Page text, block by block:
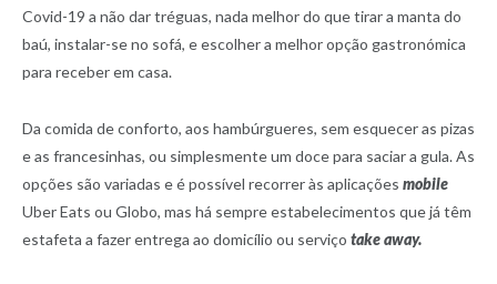
Covid-19 a não dar tréguas, nada melhor do que tirar a manta do
baú, instalar-se no sofá, e escolher a melhor opção gastronómica
para receber em casa.
Da comida de conforto, aos hambúrgueres, sem esquecer as pizas
e as francesinhas, ou simplesmente um doce para saciar a gula. As
opções são variadas e é possível recorrer às aplicações mobile
Uber Eats ou Globo, mas há sempre estabelecimentos que já têm
estafeta a fazer entrega ao domicílio ou serviço take away.